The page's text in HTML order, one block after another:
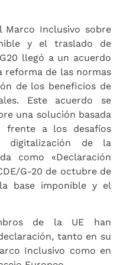
Marco Inclusivo sobre
y el traslado de
llegó a un acuerdo
reforma de las normas
de los beneficios de
Este acuerdo se
una solución basada
frente a los desafíos
digitalización de la
como «Declaración
G-20 de octubre de
base imponible y el
de la UE han
tanto en su
Inclusivo como en